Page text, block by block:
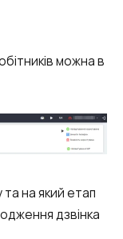
можна в
на який етап
дзвінка